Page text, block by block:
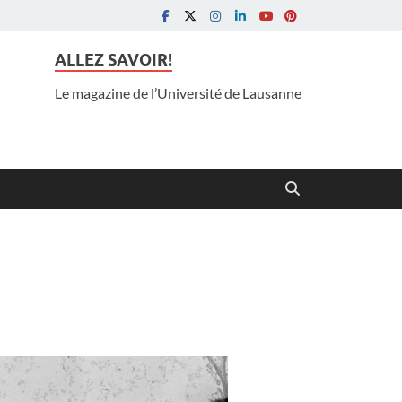
ALLEZ SAVOIR!
Le magazine de l’Université de Lausanne